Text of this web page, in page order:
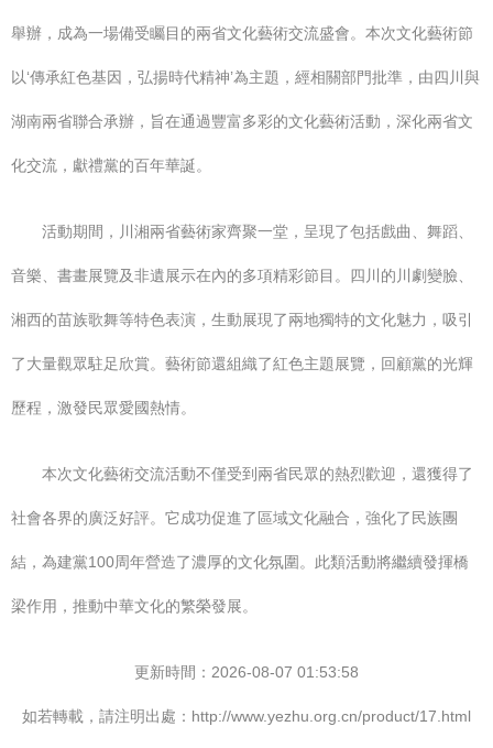
舉辦，成為一場備受矚目的兩省文化藝術交流盛會。本次文化藝術節
以‘傳承紅色基因，弘揚時代精神’為主題，經相關部門批準，由四川與
湖南兩省聯合承辦，旨在通過豐富多彩的文化藝術活動，深化兩省文
化交流，獻禮黨的百年華誕。
活動期間，川湘兩省藝術家齊聚一堂，呈現了包括戲曲、舞蹈、
音樂、書畫展覽及非遺展示在內的多項精彩節目。四川的川劇變臉、
湘西的苗族歌舞等特色表演，生動展現了兩地獨特的文化魅力，吸引
了大量觀眾駐足欣賞。藝術節還組織了紅色主題展覽，回顧黨的光輝
歷程，激發民眾愛國熱情。
本次文化藝術交流活動不僅受到兩省民眾的熱烈歡迎，還獲得了
社會各界的廣泛好評。它成功促進了區域文化融合，強化了民族團
結，為建黨100周年營造了濃厚的文化氛圍。此類活動將繼續發揮橋
梁作用，推動中華文化的繁榮發展。
更新時間：2026-08-07 01:53:58
如若轉載，請注明出處：http://www.yezhu.org.cn/product/17.html